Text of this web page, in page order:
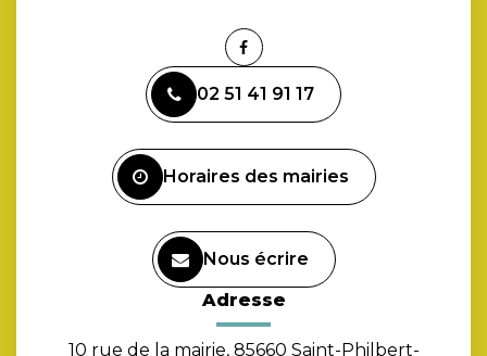
Lien
le
compte
02 51 41 91 17
Horaires des mairies
Nous écrire
Adresse
10 rue de la mairie, 85660 Saint-Philbert-